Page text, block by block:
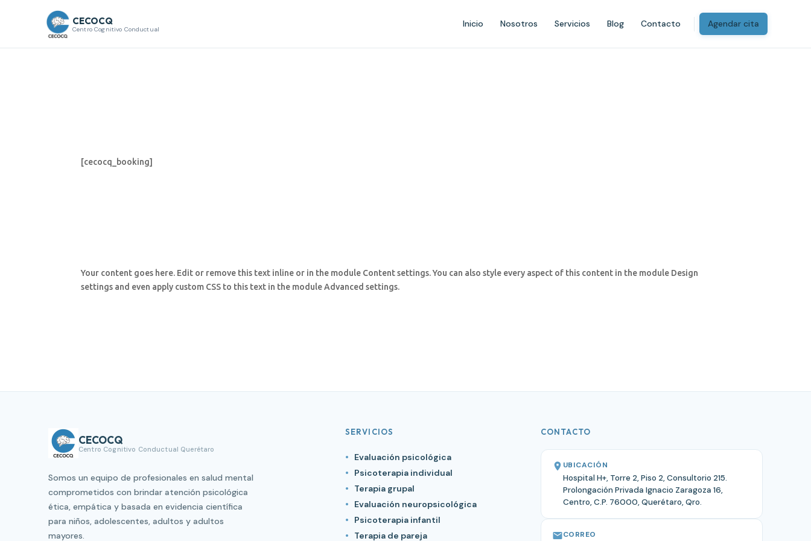
CECOCQ
Centro Cognitivo Conductual Inicio Nosotros Servicios Blog Contacto Agendar cita
[cecocq_booking]
Your content goes here. Edit or remove this text inline or in the module Content settings. You can also style every aspect of this content in the module Design
settings and even apply custom CSS to this text in the module Advanced settings.
CECOCQ
Centro Cognitivo Conductual Querétaro
Somos un equipo de profesionales en salud mental
comprometidos con brindar atención psicológica
ética, empática y basada en evidencia científica
para niños, adolescentes, adultos y adultos
mayores.
SERVICIOS
Evaluación psicológica
Psicoterapia individual
Terapia grupal
Evaluación neuropsicológica
Psicoterapia infantil
Terapia de pareja
CONTACTO
UBICACIÓN
Hospital H+, Torre 2, Piso 2, Consultorio 215.
Prolongación Privada Ignacio Zaragoza 16,
Centro, C.P. 76000, Querétaro, Qro.
CORREO